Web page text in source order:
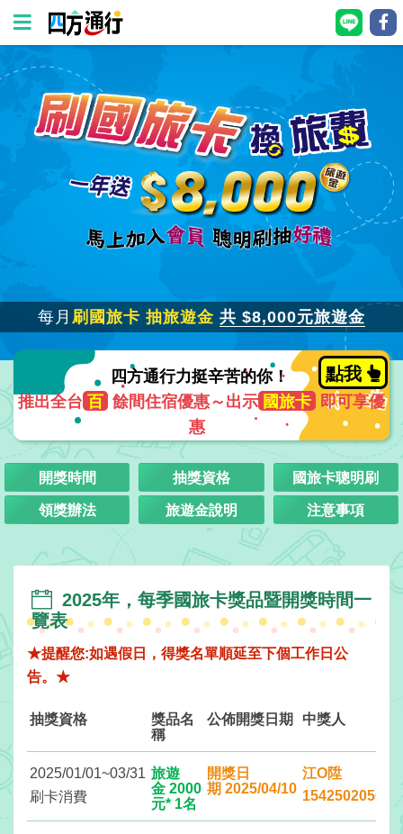
通
訂
接
飯
訂
特
色
民
宿
全
台
租
車
每月 刷國旅卡 抽旅遊金 共 $8,000元旅遊金
四方通行力挺辛苦的你！
推出全台 百 餘間住宿優惠～出示 國旅卡 即可享優
惠
點我
開獎時間 抽獎資格 國旅卡聰明刷
領獎辦法 旅遊金說明 注意事項
2025年，每季國旅卡獎品暨開獎時間一
覽表
★提醒您:如遇假日，得獎名單順延至下個工作日公
告。★
抽獎資格
獎品名
稱
公佈開獎日期 中獎人
2025/01/01~03/31
刷卡消費
旅遊
金 2000
元* 1名
開獎日
期 2025/04/10
江O陞